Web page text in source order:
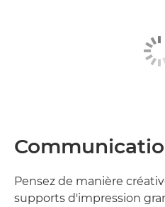
Pensez de manière
supports d'impression